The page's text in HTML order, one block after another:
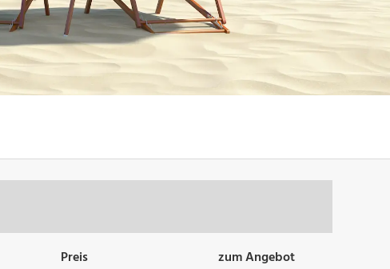
Preis
zum Angebot